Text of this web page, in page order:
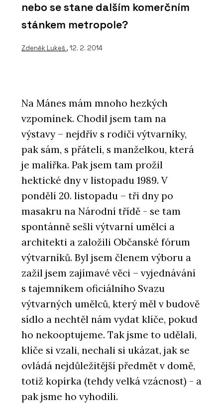
nebo se stane dalším komerčním
stánkem metropole?
Zdeněk Lukeš , 12. 2. 2014
Na Mánes mám mnoho hezkých
vzpomínek. Chodil jsem tam na
výstavy – nejdřív s rodiči výtvarníky,
pak sám, s přáteli, s manželkou, která
je malířka. Pak jsem tam prožil
hektické dny v listopadu 1989. V
pondělí 20. listopadu – tři dny po
masakru na Národní třídě - se tam
spontánně sešli výtvarní umělci a
architekti a založili Občanské fórum
výtvarníků. Byl jsem členem výboru a
zažil jsem zajímavé věci – vyjednávání
s tajemníkem oficiálního Svazu
výtvarných umělců, který měl v budově
sídlo a nechtěl nám vydat klíče, pokud
ho nekooptujeme. Tak jsme to udělali,
klíče si vzali, nechali si ukázat, jak se
ovládá nejdůležitější předmět v domě,
totiž kopírka (tehdy velká vzácnost) - a
pak jsme ho vyhodili.